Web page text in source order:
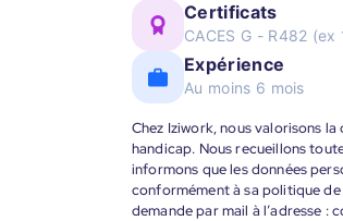
Certificats
CACES G - R482 (ex
Expérience
Au moins 6 mois
Chez Iziwork, nous valorisons
handicap. Nous recueillons
informons que les données
conformément à sa politique
demande par mail à l’adresse